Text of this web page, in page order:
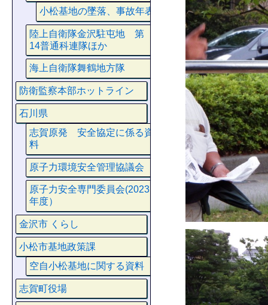
小松基地の墜落、事故年表
陸上自衛隊金沢駐屯地 第
14普通科連隊ほか
海上自衛隊舞鶴地方隊
防衛監察本部ホットライン
石川県
志賀原発 安全協定に係る資
料
原子力環境安全管理協議会
原子力安全専門委員会(2023
年度）
金沢市 くらし
小松市基地政策課
空自小松基地に関する資料
志賀町役場